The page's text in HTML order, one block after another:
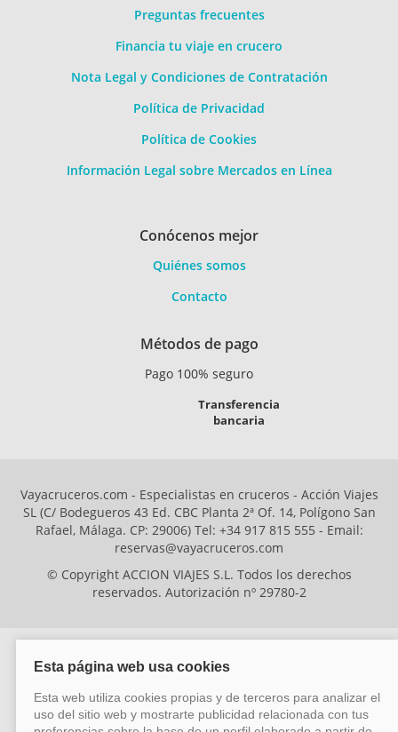
Preguntas frecuentes
Financia tu viaje en crucero
Nota Legal y Condiciones de Contratación
Política de Privacidad
Política de Cookies
Información Legal sobre Mercados en Línea
Conócenos mejor
Quiénes somos
Contacto
Métodos de pago
Pago 100% seguro
Transferencia
bancaria
Vayacruceros.com - Especialistas en cruceros - Acción Viajes
SL (C/ Bodegueros 43 Ed. CBC Planta 2ª Of. 14, Polígono San
Rafael, Málaga. CP: 29006) Tel: +34 917 815 555 - Email:
reservas@vayacruceros.com
© Copyright ACCION VIAJES S.L. Todos los derechos
reservados. Autorización nº 29780-2
ACCION VIAJES SL ha sido beneficiaria del Fondo Europeo de Desarrollo